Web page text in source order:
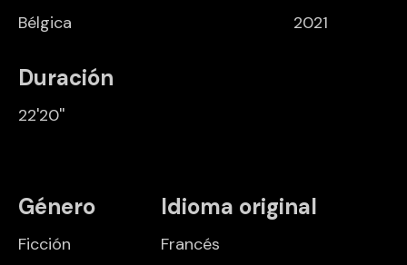
Bélgica 2021
Duración
22'20''
Género
Ficción
Idioma original
Francés